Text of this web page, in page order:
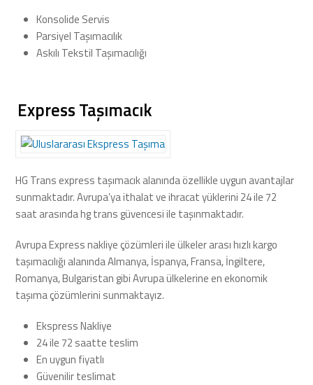
Konsolide Servis
Parsiyel Taşımacılık
Askılı Tekstil Taşımacılığı
Express Taşımacık
HG Trans express taşımacık alanında özellikle uygun avantajlar
sunmaktadır. Avrupa’ya ithalat ve ihracat yüklerini 24 ile 72
saat arasında hg trans güvencesi ile taşınmaktadır.
Avrupa Express nakliye çözümleri ile ülkeler arası hızlı kargo
taşımacılığı alanında Almanya, İspanya, Fransa, İngiltere,
Romanya, Bulgaristan gibi Avrupa ülkelerine en ekonomik
taşıma çözümlerini sunmaktayız.
Ekspress Nakliye
24 ile 72 saatte teslim
En uygun fiyatlı
Güvenilir teslimat